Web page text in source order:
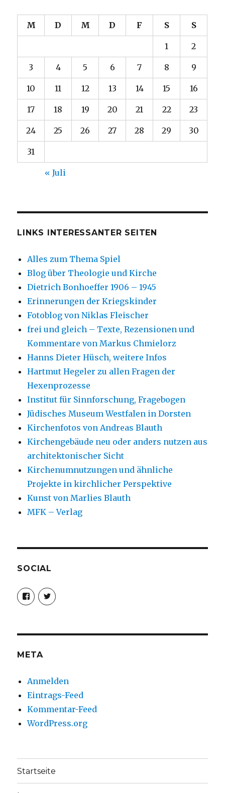
M D M D F S S
1 2
3 4 5 6 7 8 9
10 11 12 13 14 15 16
17 18 19 20 21 22 23
24 25 26 27 28 29 30
31
« Juli
LINKS INTERESSANTER SEITEN
Alles zum Thema Spiel
Blog über Theologie und Kirche
Dietrich Bonhoeffer 1906 – 1945
Erinnerungen der Kriegskinder
Fotoblog von Niklas Fleischer
frei und gleich – Texte, Rezensionen und
Kommentare von Markus Chmielorz
Hanns Dieter Hüsch, weitere Infos
Hartmut Hegeler zu allen Fragen der
Hexenprozesse
Institut für Sinnforschung, Fragebogen
Jüdisches Museum Westfalen in Dorsten
Kirchenfotos von Andreas Blauth
Kirchengebäude neu oder anders nutzen aus
architektonischer Sicht
Kirchenumnutzungen und ähnliche
Projekte in kirchlicher Perspektive
Kunst von Marlies Blauth
MFK – Verlag
SOCIAL
Profil
von
christoph.fleischer1
anzeigen
Profil
von
anzeigen
META
Anmelden
Eintrags-Feed
Kommentar-Feed
WordPress.org
Startseite